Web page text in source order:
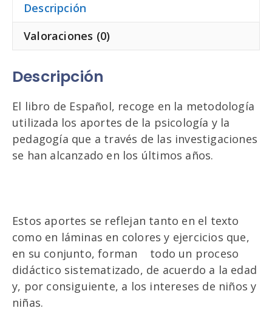
Descripción
Valoraciones (0)
Descripción
El libro de Español, recoge en la metodología
utilizada los aportes de la psicología y la
pedagogía que a través de las investigaciones
se han alcanzado en los últimos años.
Estos aportes se reflejan tanto en el texto
como en láminas en colores y ejercicios que,
en su conjunto, forman todo un proceso
didáctico sistematizado, de acuerdo a la edad
y, por consiguiente, a los intereses de niños y
niñas.